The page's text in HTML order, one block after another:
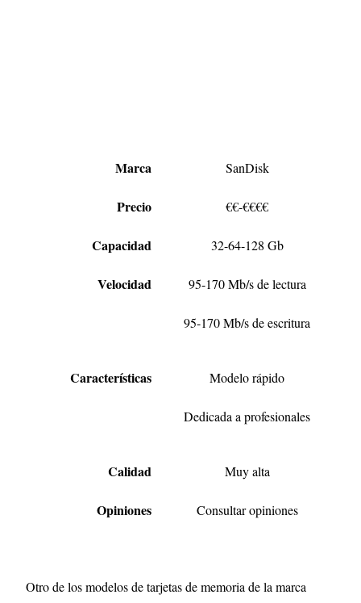
Marca SanDisk
Precio €€-€€€€
Capacidad 32-64-128 Gb
Velocidad 95-170 Mb/s de lectura
95-170 Mb/s de escritura
Características Modelo rápido
Dedicada a profesionales
Calidad Muy alta
Opiniones Consultar opiniones
Otro de los modelos de tarjetas de memoria de la marca